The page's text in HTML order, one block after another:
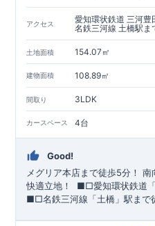
【長期優良住宅】
・東栄住宅は国が定める全7つ
長期優良住宅とは、｢良い家を
長く大切に使う｣ことを目的と
固定資産税などの税制優遇を
でも、長期優良住宅が有利に働
【充実のアフターサポート】
・東栄住宅では、お引渡し後最
え、アフターサービスを外部の
ープ「東栄ホームサービス株
アクセス
愛知環状鉄道 三河
名鉄三河線 土橋駅ま
土地面積 154.07㎡
建物面積 108.89㎡
間取り 3LDK
カースペース 4台
Good!
メグリア本店まで徒歩5分！ 南
快適立地！
■□愛知環状鉄道
■□名鉄三河線「土橋」駅まで